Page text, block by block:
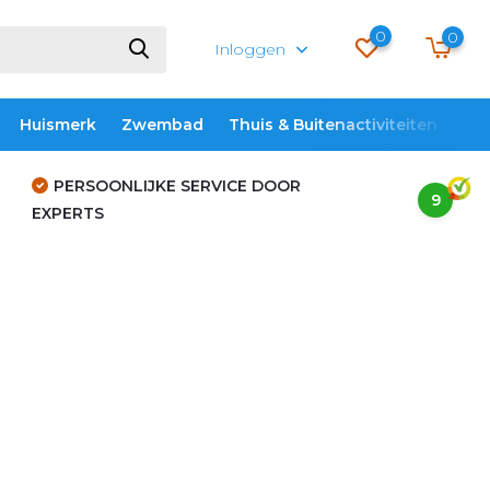
Inloggen
0 0
Huismerk Zwembad Thuis & Buitenactiviteiten
PERSOONLIJKE SERVICE DOOR
EXPERTS
9